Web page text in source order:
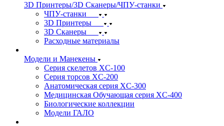
3D Принтеры/3D Сканеры/ЧПУ-станки
ЧПУ-станки
3D Принтеры
3D Сканеры
Расходные материалы
Модели и Манекены
Серия скелетов XC-100
Серия торсов XC-200
Анатомическая серия XC-300
Медицинская Обучающая серия XC-400
Биологические коллекции
Модели ГАЛО